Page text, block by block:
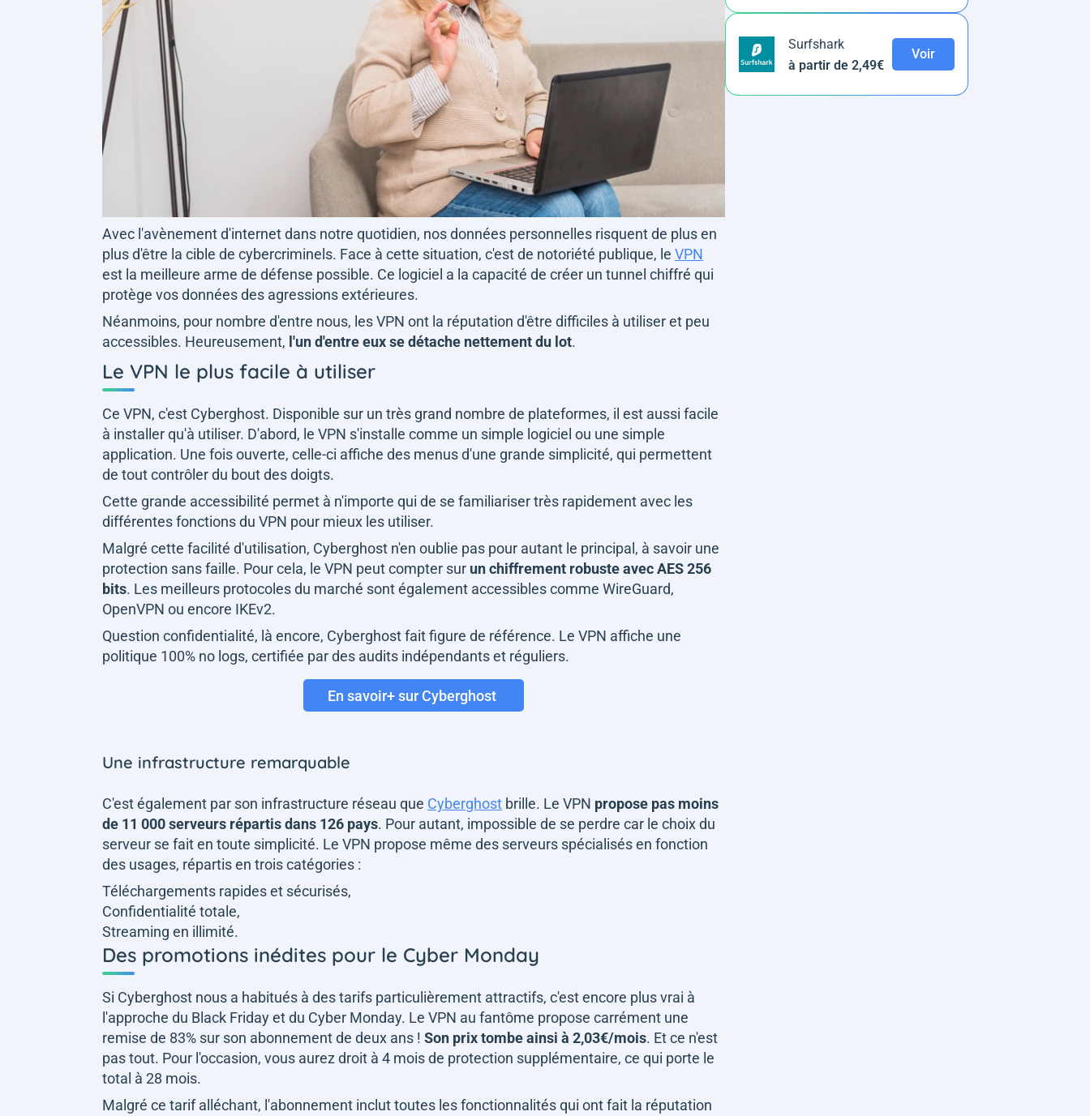
Avec l'avènement d'internet dans notre quotidien, nos données personnelles risquent de plus en
plus d'être la cible de cybercriminels. Face à cette situation, c'est de notoriété publique, le VPN
est la meilleure arme de défense possible. Ce logiciel a la capacité de créer un tunnel chiffré qui
protège vos données des agressions extérieures.
Néanmoins, pour nombre d'entre nous, les VPN ont la réputation d'être difficiles à utiliser et peu
accessibles. Heureusement, l'un d'entre eux se détache nettement du lot.
Le VPN le plus facile à utiliser
Ce VPN, c'est Cyberghost. Disponible sur un très grand nombre de plateformes, il est aussi facile
à installer qu'à utiliser. D'abord, le VPN s'installe comme un simple logiciel ou une simple
application. Une fois ouverte, celle-ci affiche des menus d'une grande simplicité, qui permettent
de tout contrôler du bout des doigts.
Cette grande accessibilité permet à n'importe qui de se familiariser très rapidement avec les
différentes fonctions du VPN pour mieux les utiliser.
Malgré cette facilité d'utilisation, Cyberghost n'en oublie pas pour autant le principal, à savoir une
protection sans faille. Pour cela, le VPN peut compter sur un chiffrement robuste avec AES 256
bits. Les meilleurs protocoles du marché sont également accessibles comme WireGuard,
OpenVPN ou encore IKEv2.
Question confidentialité, là encore, Cyberghost fait figure de référence. Le VPN affiche une
politique 100% no logs, certifiée par des audits indépendants et réguliers.
En savoir+ sur Cyberghost
Une infrastructure remarquable
C'est également par son infrastructure réseau que Cyberghost brille. Le VPN propose pas moins
de 11 000 serveurs répartis dans 126 pays. Pour autant, impossible de se perdre car le choix du
serveur se fait en toute simplicité. Le VPN propose même des serveurs spécialisés en fonction
des usages, répartis en trois catégories :
Téléchargements rapides et sécurisés,
Confidentialité totale,
Streaming en illimité.
Des promotions inédites pour le Cyber Monday
Si Cyberghost nous a habitués à des tarifs particulièrement attractifs, c'est encore plus vrai à
l'approche du Black Friday et du Cyber Monday. Le VPN au fantôme propose carrément une
remise de 83% sur son abonnement de deux ans ! Son prix tombe ainsi à 2,03€/mois. Et ce n'est
pas tout. Pour l'occasion, vous aurez droit à 4 mois de protection supplémentaire, ce qui porte le
total à 28 mois.
Malgré ce tarif alléchant, l'abonnement inclut toutes les fonctionnalités qui ont fait la réputation
Surfshark
à partir de 2,49€
Voir